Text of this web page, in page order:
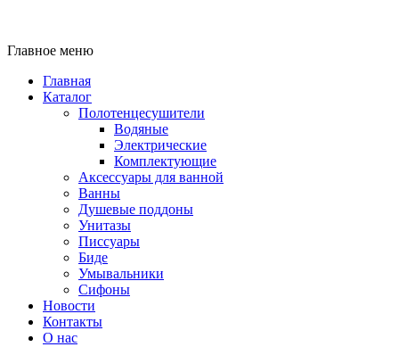
Главное меню
Главная
Каталог
Полотенцесушители
Водяные
Электрические
Комплектующие
Аксессуары для ванной
Ванны
Душевые поддоны
Унитазы
Писсуары
Биде
Умывальники
Сифоны
Новости
Контакты
О нас